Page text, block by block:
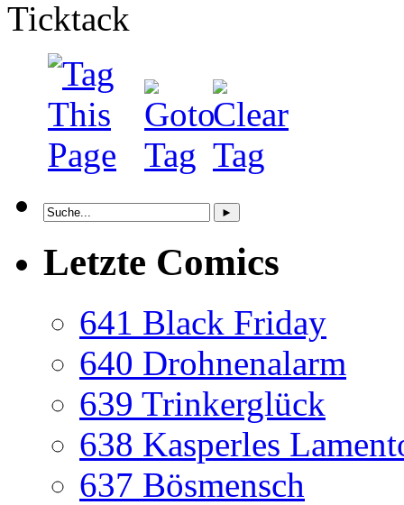
Letzte Comics
641 Black Friday
640 Drohnenalarm
639 Trinkerglück
638 Kasperles
637 Bösmensch